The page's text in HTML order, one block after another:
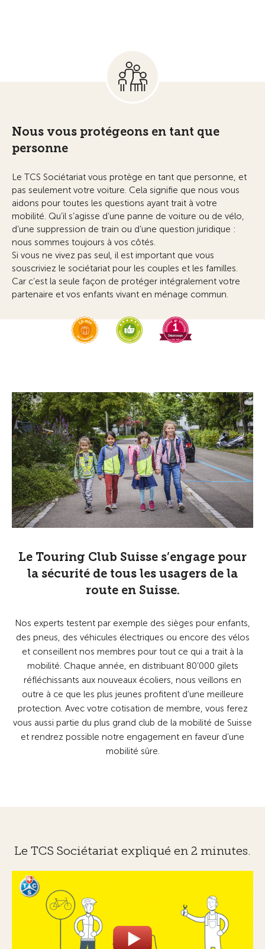
Nous vous protégeons en tant que
personne
Le TCS Sociétariat vous protège en tant que personne, et
pas seulement votre voiture. Cela signifie que nous vous
aidons pour toutes les questions ayant trait à votre
mobilité. Qu’il s’agisse d’une panne de voiture ou de vélo,
d’une suppression de train ou d’une question juridique :
nous sommes toujours à vos côtés.
Si vous ne vivez pas seul, il est important que vous
souscriviez le sociétariat pour les couples et les familles.
Car c’est la seule façon de protéger intégralement votre
partenaire et vos enfants vivant en ménage commun.
Le Touring Club Suisse s’engage pour
la sécurité de tous les usagers de la
route en Suisse.
Nos experts testent par exemple des sièges pour enfants,
des pneus, des véhicules électriques ou encore des vélos
et conseillent nos membres pour tout ce qui a trait à la
mobilité. Chaque année, en distribuant 80’000 gilets
réfléchissants aux nouveaux écoliers, nous veillons en
outre à ce que les plus jeunes profitent d’une meilleure
protection. Avec votre cotisation de membre, vous ferez
vous aussi partie du plus grand club de la mobilité de Suisse
et rendrez possible notre engagement en faveur d’une
mobilité sûre.
Le TCS Sociétariat expliqué en 2 minutes.